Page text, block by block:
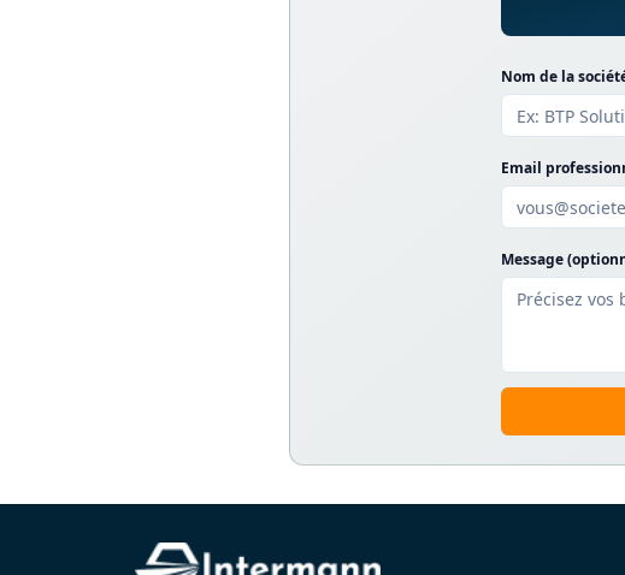
Nom de la
Email
Message